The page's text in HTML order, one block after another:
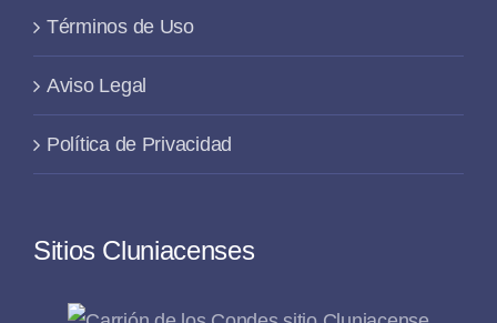
Términos de Uso
Aviso Legal
Política de Privacidad
Sitios Cluniacenses